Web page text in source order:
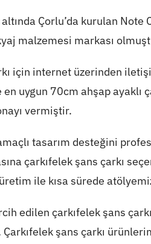
Çorlu’da kurulan Note
malzemesi markası
için internet üzerinden
uygun 70cm ahşap ayaklı
vermiştir.
tasarım desteğini
çarkıfelek şans çarkı
ile kısa sürede
edilen çarkıfelek şans
şans çarkı